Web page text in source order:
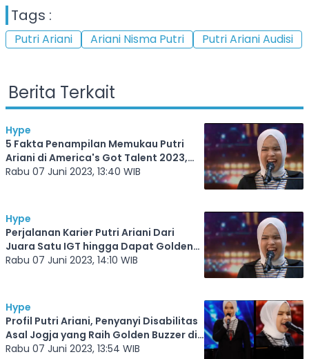
Tags :
Putri Ariani Ariani Nisma Putri Putri Ariani Audisi
Berita Terkait
Hype
5 Fakta Penampilan Memukau Putri
Ariani di America's Got Talent 2023,
Simon Cowell Terpana
Rabu 07 Juni 2023, 13:40 WIB
Hype
Perjalanan Karier Putri Ariani Dari
Juara Satu IGT hingga Dapat Golden
Buzzer AGT
Rabu 07 Juni 2023, 14:10 WIB
Hype
Profil Putri Ariani, Penyanyi Disabilitas
Asal Jogja yang Raih Golden Buzzer di
America's Got Talent 2023
Rabu 07 Juni 2023, 13:54 WIB